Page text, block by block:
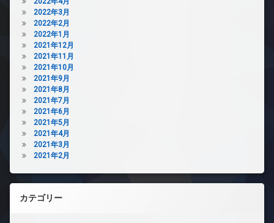
2022年3月
2022年2月
2022年1月
2021年12月
2021年11月
2021年10月
2021年9月
2021年8月
2021年7月
2021年6月
2021年5月
2021年4月
2021年3月
2021年2月
カテゴリー